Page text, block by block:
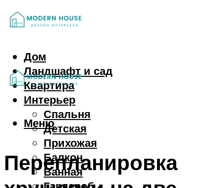
Дом
Ландшафт и сад
Квартира
Интерьер
Спальня
Детская
Прихожая
Балкон
Ванная
Меню
Перепланировка